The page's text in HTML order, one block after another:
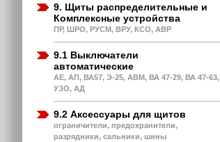
9. Щиты распределительные и
Комплексные устройства
ПР, ШРО, РУСМ, ВРУ, КСО, АВР
9.1 Выключатели
автоматические
АЕ, АП, ВА57, Э-25, АВМ, ВА 47-29, ВА 47-63,
УЗО, АД
9.2 Аксессуары для щитов
ограничители, предохранители,
разрядники, сальники, шины